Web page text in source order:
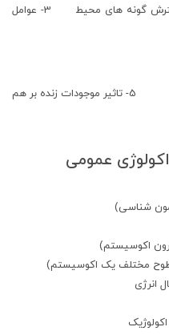
1- محیط زیست 2- عرصه گسترش گونه های محیط 3- عوامل
عمومی